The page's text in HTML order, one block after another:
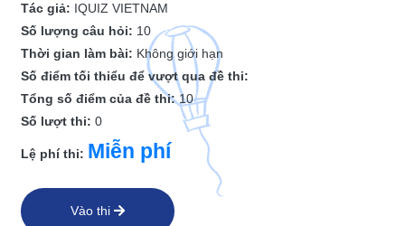
Tác giả: IQUIZ VIETNAM
Số lượng câu hỏi: 10
Thời gian làm bài: Không giới hạn
Số điểm tối thiểu để vượt qua đề thi:
Tổng số điểm của đề thi:10
Số lượt thi: 0
Lệ phí thi: Miễn phí
Vào thi